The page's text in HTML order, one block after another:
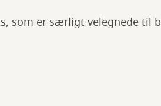
som er særligt velegnede til